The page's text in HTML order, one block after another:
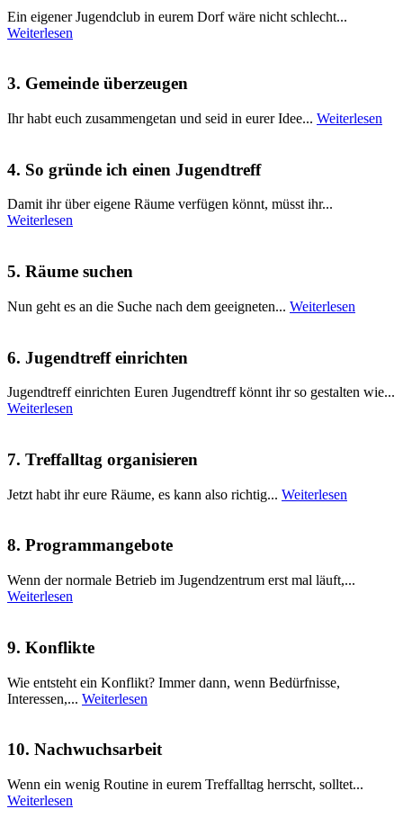
Ein eigener Jugendclub in eurem Dorf wäre nicht schlecht...
Weiterlesen
3. Gemeinde überzeugen
Ihr habt euch zusammengetan und seid in eurer Idee... Weiterlesen
4. So gründe ich einen Jugendtreff
Damit ihr über eigene Räume verfügen könnt, müsst ihr...
Weiterlesen
5. Räume suchen
Nun geht es an die Suche nach dem geeigneten... Weiterlesen
6. Jugendtreff einrichten
Jugendtreff einrichten Euren Jugendtreff könnt ihr so gestalten wie...
Weiterlesen
7. Treffalltag organisieren
Jetzt habt ihr eure Räume, es kann also richtig... Weiterlesen
8. Programmangebote
Wenn der normale Betrieb im Jugendzentrum erst mal läuft,...
Weiterlesen
9. Konflikte
Wie entsteht ein Konflikt? Immer dann, wenn Bedürfnisse,
Interessen,... Weiterlesen
10. Nachwuchsarbeit
Wenn ein wenig Routine in eurem Treffalltag herrscht, solltet...
Weiterlesen